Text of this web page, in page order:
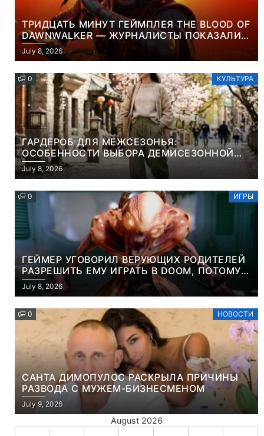
ТРИДЦАТЬ МИНУТ ГЕЙМПЛЕЯ THE BLOOD OF
DAWNWALKER — ЖУРНАЛИСТЫ ПОКАЗАЛИ
НАЧАЛО НОВОЙ ИГРЫ ОТ ВЕТЕРАНОВ CD
PROJEKT RED
July 8, 2026
0 КУЛЬТУРА
ГАРДЕРОБ ДЛЯ МЕЖСЕЗОНЬЯ:
ОСОБЕННОСТИ ВЫБОРА ДЕМИСЕЗОННОЙ
ПАРКИ И ЭЛЕГАНТНОГО ЖЕНСКОГО ПЛАЩА
July 8, 2026
0 ИГРЫ
ГЕЙМЕР УГОВОРИЛ ВЕРУЮЩИХ РОДИТЕЛЕЙ
РАЗРЕШИТЬ ЕМУ ИГРАТЬ В DOOM, ПОТОМУ
ЧТО ЭТО ХРИСТИАНСКАЯ ИГРА ПРО
УБИЙСТВО ДЕМОНОВ
July 8, 2026
0 НОВОСТИ
САНТА ДИМОПУЛОС РАСКРЫЛА ПРИЧИНЫ
РАЗВОДА С МУЖЕМ-БИЗНЕСМЕНОМ
July 9, 2026
August 2026